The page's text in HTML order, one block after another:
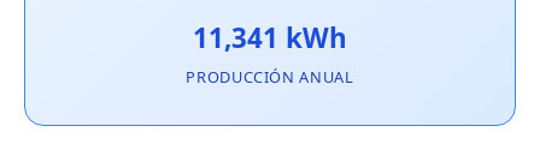
11,341 kWh
PRODUCCIÓN ANUAL